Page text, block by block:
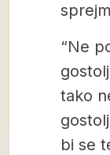
“Ne
tako
bi se